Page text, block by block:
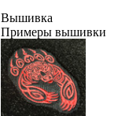
Вышивка
Примеры вышивки